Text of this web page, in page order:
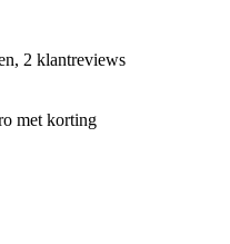
2 klantreviews
met korting